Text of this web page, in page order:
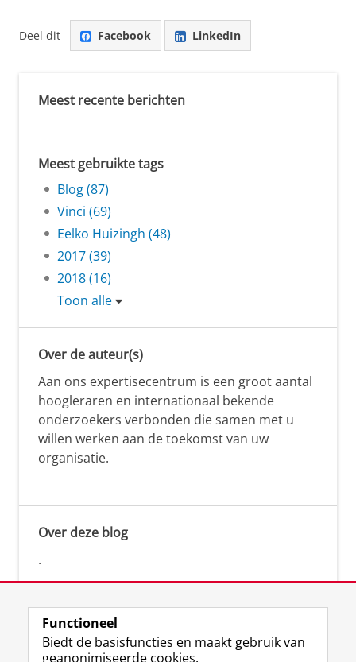
Deel dit Facebook LinkedIn
Meest recente berichten
Meest gebruikte tags
Blog (87)
Vinci (69)
Eelko Huizingh (48)
2017 (39)
2018 (16)
Toon alle
Over de auteur(s)
Aan ons expertisecentrum is een groot aantal
hoogleraren en internationaal bekende
onderzoekers verbonden die samen met u
willen werken aan de toekomst van uw
organisatie.
Over deze blog
.
Functioneel
Biedt de basisfuncties en maakt gebruik van
geanonimiseerde cookies.